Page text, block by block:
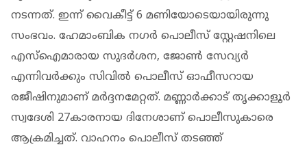
നടന്നത്. ഇന്ന് വൈകീട്ട് 6 മണിയോടെയായിരുന്നു
സംഭവം. ഹേമാംബിക നഗര്‍ പൊലീസ് സ്റ്റേഷനിലെ
എസ്‌ഐമാരായ സുദര്‍ശന, ജോണ്‍ സേവ്യര്‍
എന്നിവര്‍ക്കും സിവില്‍ പൊലീസ് ഓഫീസറായ
രജീഷിനുമാണ് മര്‍ദ്ദനമേറ്റത്. മണ്ണാര്‍ക്കാട് തൃക്കാളൂര്‍
സ്വദേശി 27കാരനായ ദിനേശാണ് പൊലീസുകാരെ
ആക്രമിച്ചത്. വാഹനം പൊലീസ് തടഞ്ഞ്